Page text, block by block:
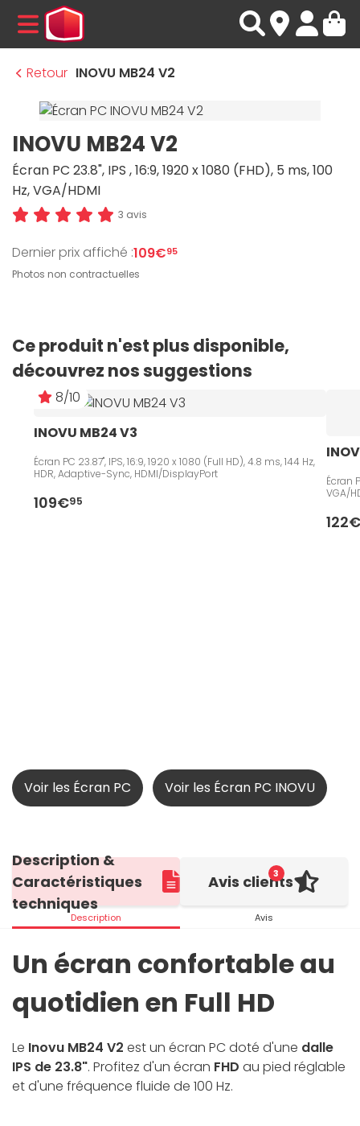
MENU
Retour INOVU MB24 V2
INOVU MB24 V2
Écran PC 23.8", IPS , 16:9, 1920 x 1080 (FHD), 5 ms, 100
Hz, VGA/HDMI
3 avis
Dernier prix affiché :109€95
Photos non contractuelles
Ce produit n'est plus disponible,
découvrez nos suggestions
8/10
INOVU MB24 V3
Écran PC 23.87", IPS, 16:9, 1920 x 1080 (Full HD), 4.8 ms, 144 Hz,
HDR, Adaptive-Sync, HDMI/DisplayPort
109€95
Écran
VGA/
Voir les Écran PC Voir les Écran PC INOVU
Description &
Caractéristiques
techniques
Description
3
Avis clients
Avis
Un écran confortable au
quotidien en Full HD
Le Inovu MB24 V2 est un écran PC doté d'une dalle
IPS de 23.8". Profitez d'un écran FHD au pied réglable
et d'une fréquence fluide de 100 Hz.